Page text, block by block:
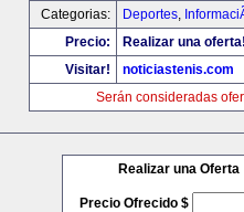
Categorias:
Deportes,
Precio:
Realizar una
Visitar!
noticiastenis.com
Serán consideradas
Realizar una Oferta
Precio Ofrecido $